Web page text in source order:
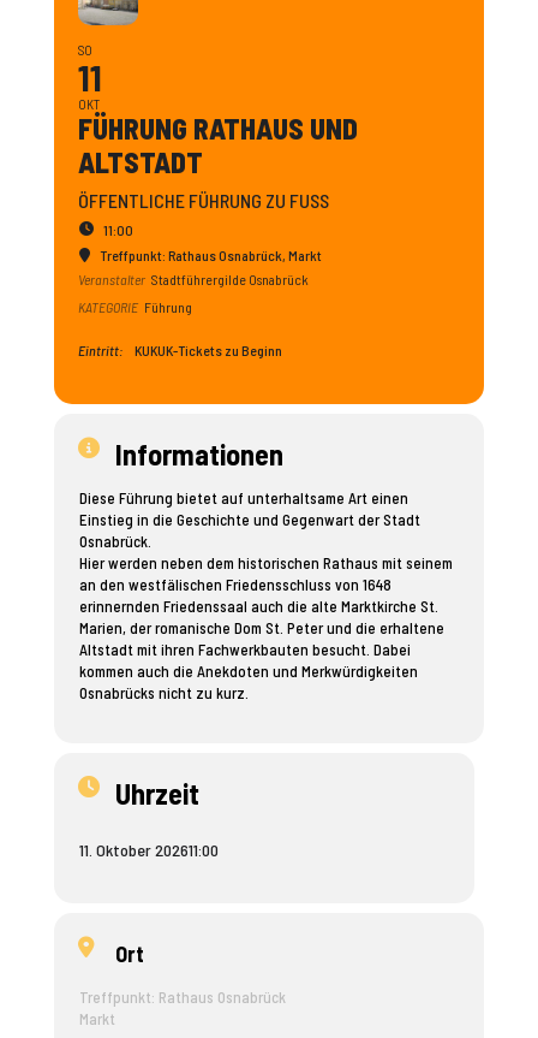
SO
11
OKT
FÜHRUNG RATHAUS UND
ALTSTADT
ÖFFENTLICHE FÜHRUNG ZU FUSS
11:00
Treffpunkt: Rathaus Osnabrück, Markt
Veranstalter Stadtführergilde Osnabrück
KATEGORIE Führung
Eintritt: KUKUK-Tickets zu Beginn
Informationen
Diese Führung bietet auf unterhaltsame Art einen
Einstieg in die Geschichte und Gegenwart der Stadt
Osnabrück.
Hier werden neben dem historischen Rathaus mit seinem
an den westfälischen Friedensschluss von 1648
erinnernden Friedenssaal auch die alte Marktkirche St.
Marien, der romanische Dom St. Peter und die erhaltene
Altstadt mit ihren Fachwerkbauten besucht. Dabei
kommen auch die Anekdoten und Merkwürdigkeiten
Osnabrücks nicht zu kurz.
Uhrzeit
11. Oktober 202611:00
Ort
Treffpunkt: Rathaus Osnabrück
Markt